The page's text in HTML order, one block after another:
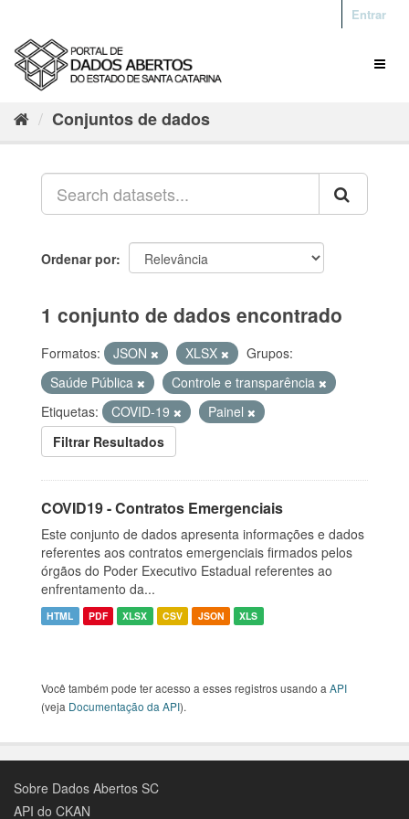
Entrar
Conjuntos de dados
Ordenar por
1 conjunto de dados encontrado
Formatos: JSON XLSX
Grupos:
Saúde Pública
Controle e transparência
Etiquetas:
COVID-19
Painel
Filtrar Resultados
COVID19 - Contratos Emergenciais
Este conjunto de dados apresenta informações e dados
referentes aos contratos emergenciais firmados pelos
órgãos do Poder Executivo Estadual referentes ao
enfrentamento da...
HTML PDF XLSX CSV JSON XLS
Você também pode ter acesso a esses registros usando a API
(veja Documentação da API).
Sobre Dados Abertos SC
API do CKAN